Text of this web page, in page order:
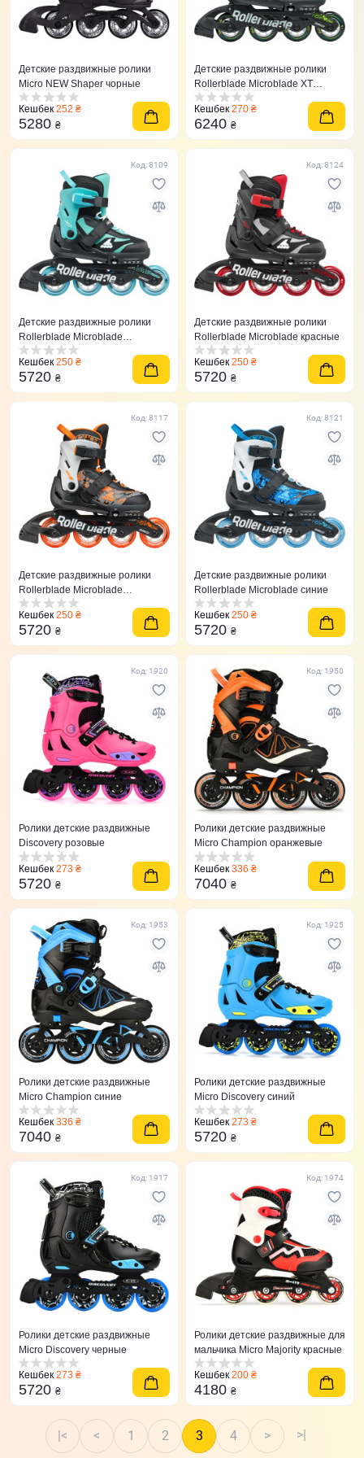
Детские раздвижные ролики
Micro NEW Shaper чорные
Кешбек 252 ₴
5280 ₴
Детские раздвижные ролики
Rollerblade Microblade XT
темно-зеленые
Кешбек 270 ₴
6240 ₴
Код: 8109
Детские раздвижные ролики
Rollerblade Microblade
берюзовые
Кешбек 250 ₴
5720 ₴
Код: 8124
Детские раздвижные ролики
Rollerblade Microblade красные
Кешбек 250 ₴
5720 ₴
Код: 8117
Детские раздвижные ролики
Rollerblade Microblade
оранжевые
Кешбек 250 ₴
5720 ₴
Код: 8121
Детские раздвижные ролики
Rollerblade Microblade синие
Кешбек 250 ₴
5720 ₴
Код: 1920
Ролики детские раздвижные
Discovery розовые
Кешбек 273 ₴
5720 ₴
Код: 1950
Ролики детские раздвижные
Micro Champion оранжевые
Кешбек 336 ₴
7040 ₴
Код: 1953
Ролики детские раздвижные
Micro Champion синие
Кешбек 336 ₴
7040 ₴
Код: 1925
Ролики детские раздвижные
Micro Discovery синий
Кешбек 273 ₴
5720 ₴
Код: 1917
Ролики детские раздвижные
Micro Discovery черные
Кешбек 273 ₴
5720 ₴
Код: 1974
Ролики детские раздвижные для
мальчика Micro Majority красные
Кешбек 200 ₴
4180 ₴
|< < 1 2 3 4 > >|